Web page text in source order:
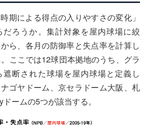
期による得点の入りやすさの変化」
だろうか。集計対象を屋内球場に絞
ら、各月の防御率と失点率を計算し
ここでは12球団本拠地のうち、グラ
遮断された球場を屋内球場と定義し
ゴヤドーム、京セラドーム大阪、札
ームの5つが該当する。